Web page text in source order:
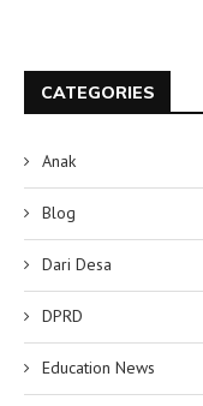
CATEGORIES
Anak
Blog
Dari Desa
DPRD
Education News